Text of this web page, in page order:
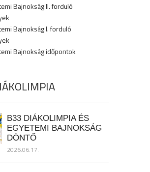
Bajnokság II. forduló
Bajnokság I. forduló
Bajnokság időpontok
B33 DIÁKOLIMPIA ÉS
EGYETEMI BAJNOKSÁG
DÖNTŐ
2026.06.17.